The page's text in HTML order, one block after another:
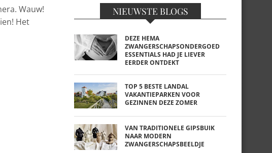
Wauw!
Het
NIEUWSTE BLOGS
DEZE HEMA
ZWANGERSCHAPSONDERGOED
ESSENTIALS HAD JE LIEVER
EERDER ONTDEKT
TOP 5 BESTE LANDAL
VAKANTIEPARKEN VOOR
GEZINNEN DEZE ZOMER
VAN TRADITIONELE GIPSBUIK
NAAR MODERN
ZWANGERSCHAPSBEELDJE